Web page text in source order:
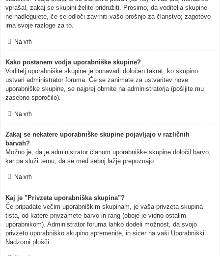
vprašal, zakaj se skupini želite pridružiti. Prosimo, da voditelja skupine
ne nadlegujete, če se odloči zavrniti vašo prošnjo za članstvo; zagotovo
ima svoje razloge za to.
Na vrh
Kako postanem vodja uporabniške skupine?
Voditelj uporabniške skupine je ponavadi določen takrat, ko skupino
ustvari administrator foruma. Če se zanimate za ustvaritev nove
uporabniške skupine, se najprej obrnite na administratorja (pošljite mu
zasebno sporočilo).
Na vrh
Zakaj se nekatere uporabniške skupine pojavljajo v različnih
barvah?
Možno je, da je administrator članom uporabniške skupine določil barvo,
kar pa služi temu, da se med seboj lažje prepoznajo.
Na vrh
Kaj je "Privzeta uporabniška skupina"?
Če pripadate večim uporabniškim skupinam, je vaša privzeta skupina
tista, od katere privzamete barvo in rang (oboje je vidno ostalim
uporabnikom). Administrator foruma lahko dodeli možnost, da svojo
privzeto uporabniško skupino spremenite, in sicer na vaši Uporabniški
Nadzorni plošči.